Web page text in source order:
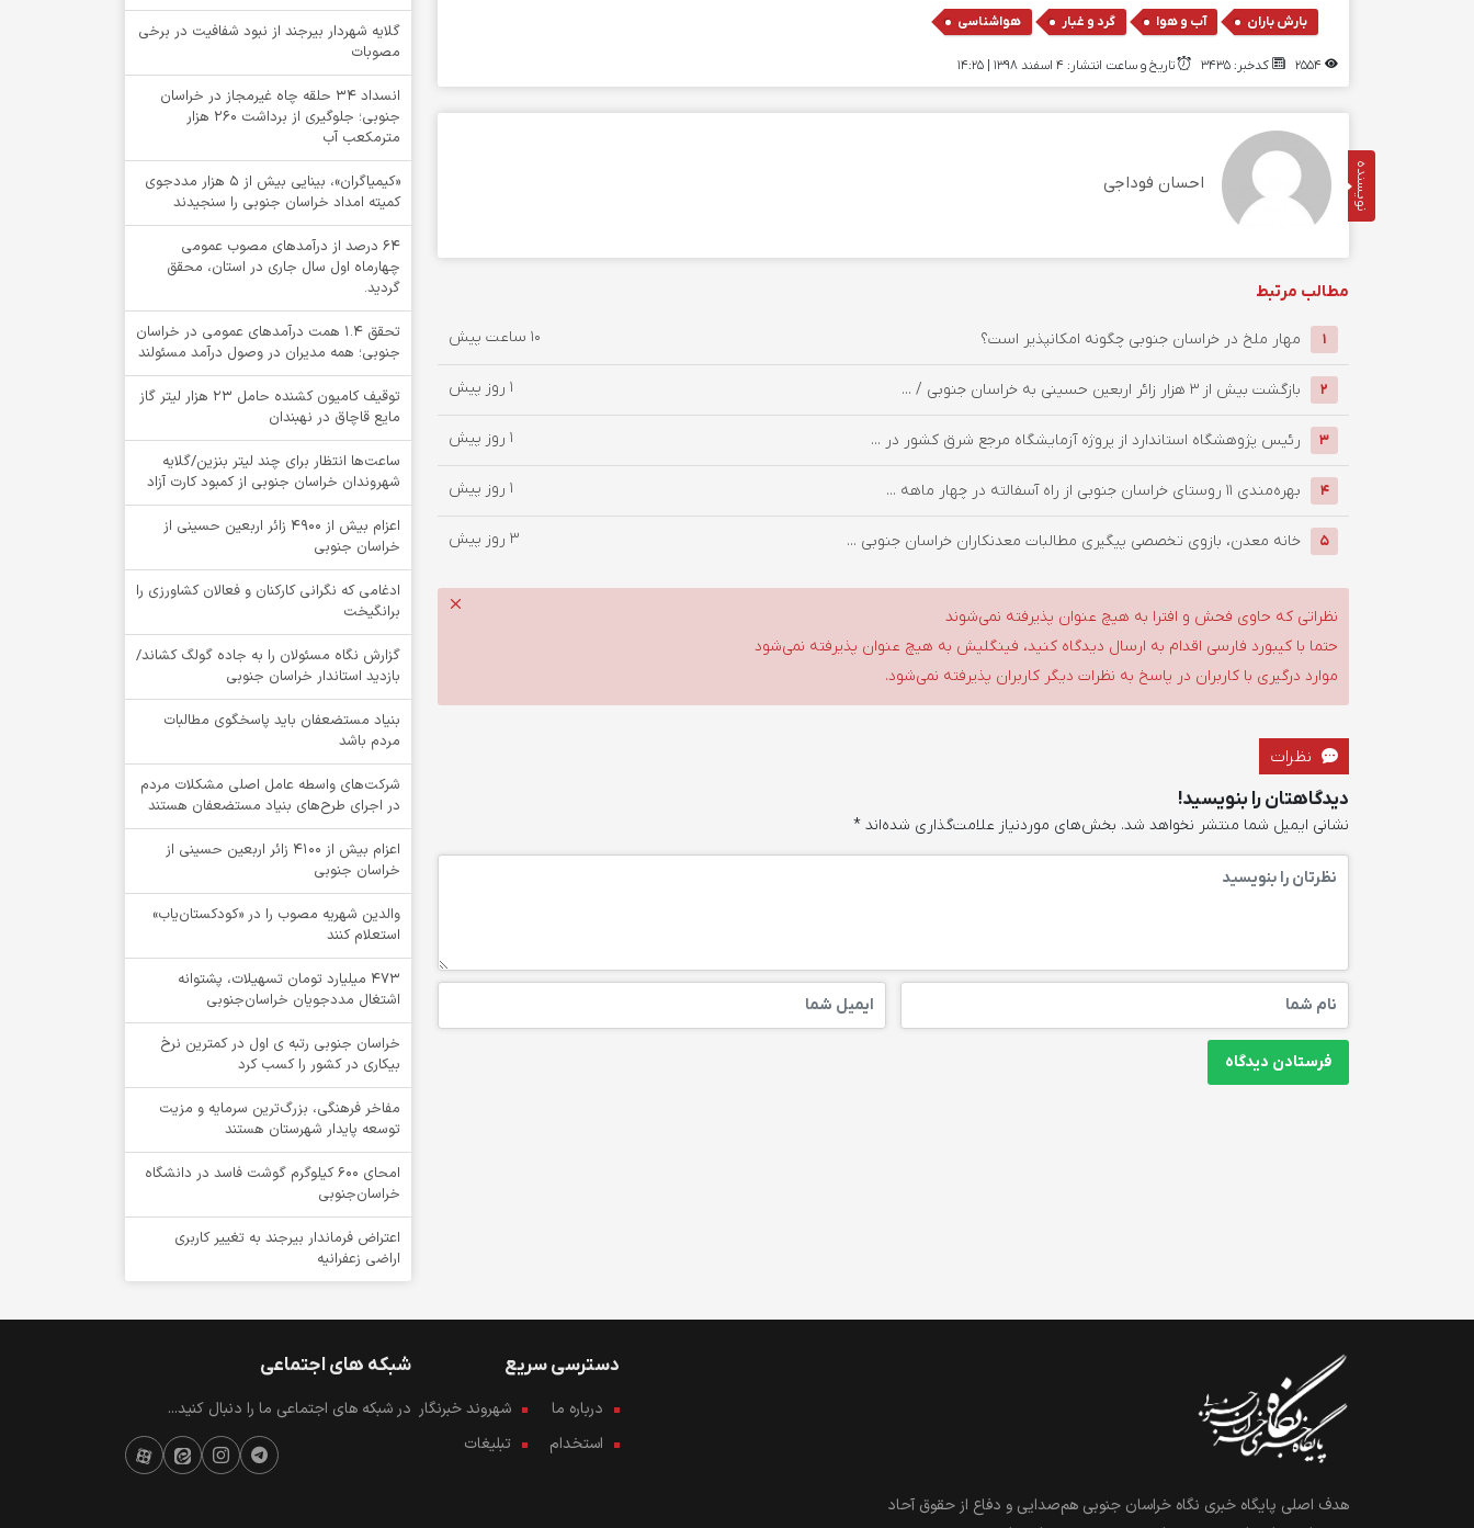
بارش باران , آب و هوا , گرد و غبار , هواشناسی
کدخبر: 3435 تاریخ و ساعت انتشار: ۴ اسفند ۱۳۹۸ | 14:25
نویسنده احسان فوداجی
مطالب مرتبط
1 ‌مهار ملخ در خراسان جنوبی چگونه امکانپذیر است؟ 10 ساعت پیش
2 بازگشت بیش از ۳ هزار زائر اربعین حسینی به خراسان جنوبی / ... 1 روز پیش
3 رئیس پژوهشگاه استاندارد از پروژه آزمایشگاه مرجع شرق کشور در ... 1 روز پیش
4 بهره‌مندی ۱۱ روستای خراسان جنوبی از راه آسفالته در چهار ماهه ... 1 روز پیش
5 خانه معدن، بازوی تخصصی پیگیری مطالبات معدنکاران خراسان جنوبی ... 3 روز پیش
نظراتی که حاوی فحش و افترا به هیچ عنوان پذیرفته نمی‌شوند
حتما با کیبورد فارسی اقدام به ارسال دیدگاه کنید، فینگلیش به هیچ عنوان پذیرفته نمی‌شود
موارد درگیری با کاربران در پاسخ به نظرات دیگر کاربران پذیرفته نمی‌شود.
نظرات
دیدگاهتان را بنویسید!
نشانی ایمیل شما منتشر نخواهد شد. بخش‌های موردنیاز علامت‌گذاری شده‌اند *
گلایه شهردار بیرجند از نبود شفافیت در برخی
مصوبات
انسداد ۳۴ حلقه چاه غیرمجاز در خراسان
جنوبی؛ جلوگیری از برداشت ۲۶۰ هزار
مترمکعب آب
«کیمیاگران»، بینایی بیش از ۵ هزار مددجوی
کمیته امداد خراسان جنوبی را سنجیدند
64 درصد از درآمدهای مصوب عمومی
چهارماه اول سال جاری در استان، محقق
گردید.
تحقق ۱.۴ همت درآمدهای عمومی در خراسان
جنوبی؛ همه مدیران در وصول درآمد مسئولند
توقيف کامیون کشنده حامل 23 هزار لیتر گاز
مایع قاچاق در نهبندان
ساعت‌ها انتظار برای چند لیتر بنزین/گلایه
شهروندان خراسان جنوبی از کمبود کارت آزاد
اعزام بیش از 4900 زائر اربعین حسینی از
خراسان جنوبی
ادغامی که نگرانی کارکنان و فعالان کشاورزی را
برانگیخت
گزارش نگاه مسئولان را به جاده گولگ کشاند/
بازدید استاندار خراسان جنوبی
بنیاد مستضعفان باید پاسخگوی مطالبات
مردم باشد
شرکت‌های واسطه عامل اصلی مشکلات مردم
در اجرای طرح‌های بنیاد مستضعفان هستند
اعزام بیش از 4100 زائر اربعین حسینی از
خراسان جنوبی
والدین شهریه مصوب را در «کودکستان‌یاب»
استعلام کنند
۴۷۳ میلیارد تومان تسهیلات، پشتوانه
اشتغال مددجویان خراسان‌جنوبی
خراسان جنوبی رتبه ی اول در کمترین نرخ
بیکاری در کشور را کسب کرد
مفاخر فرهنگی، بزرگ‌ترین سرمایه و مزیت
توسعه پایدار شهرستان هستند
امحای ۶۰۰ کیلوگرم گوشت فاسد در دانشگاه
خراسان‌جنوبی
اعتراض فرماندار بیرجند به تغییر کاربری
اراضی زعفرانیه
هدف اصلی پایگاه خبری نگاه خراسان جنوبی هم‌صدایی و دفاع از حقوق آحاد
دسترسی سریع
درباره ما
شهروند خبرنگار
استخدام
تبلیغات
شبکه های اجتماعی
در شبکه های اجتماعی ما را دنبال کنید...